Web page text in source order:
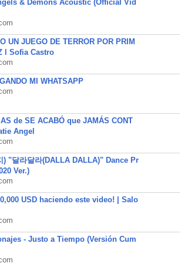
& Demons Acoustic (Official Vid
UN JUEGO DE TERROR POR PRIM
l Sofia Castro
MI WHATSAPP
de SE ACABÓ que JAMÁS CONT
Angel
) "달라달라(DALLA DALLA)" Dance Pr
Ver.)
USD haciendo este video! | Salo
- Justo a Tiempo (Versión Cum